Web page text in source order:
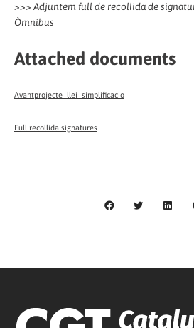
>>> Adjuntem full de recollida de
Òmnibus
Attached documents
Avantprojecte_llei_simplificacio
Full recollida signatures